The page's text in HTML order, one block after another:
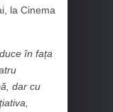
la Cinema
în fața
dar cu